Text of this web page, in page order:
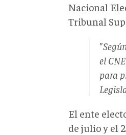
Nacional
Tribunal
el
para
El ente
de julio y el